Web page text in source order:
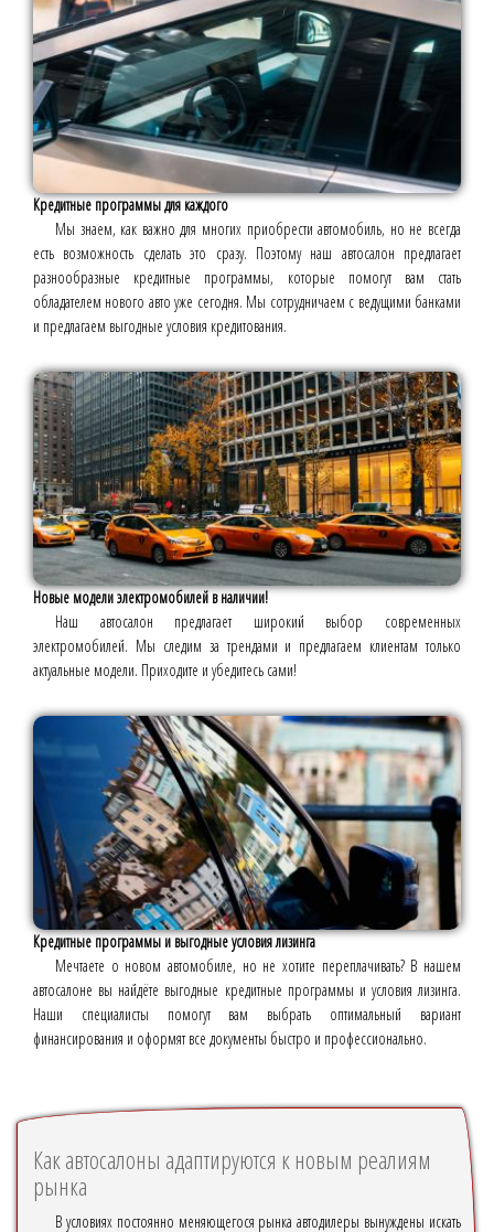
Кредитные программы для каждого
Мы знаем, как важно для многих приобрести автомобиль, но не всегда
есть возможность сделать это сразу. Поэтому наш автосалон предлагает
разнообразные кредитные программы, которые помогут вам стать
обладателем нового авто уже сегодня. Мы сотрудничаем с ведущими банками
и предлагаем выгодные условия кредитования.
Новые модели электромобилей в наличии!
Наш автосалон предлагает широкий выбор современных
электромобилей. Мы следим за трендами и предлагаем клиентам только
актуальные модели. Приходите и убедитесь сами!
Кредитные программы и выгодные условия лизинга
Мечтаете о новом автомобиле, но не хотите переплачивать? В нашем
автосалоне вы найдёте выгодные кредитные программы и условия лизинга.
Наши специалисты помогут вам выбрать оптимальный вариант
финансирования и оформят все документы быстро и профессионально.
Как автосалоны адаптируются к новым реалиям
рынка
В условиях постоянно меняющегося рынка автодилеры вынуждены искать